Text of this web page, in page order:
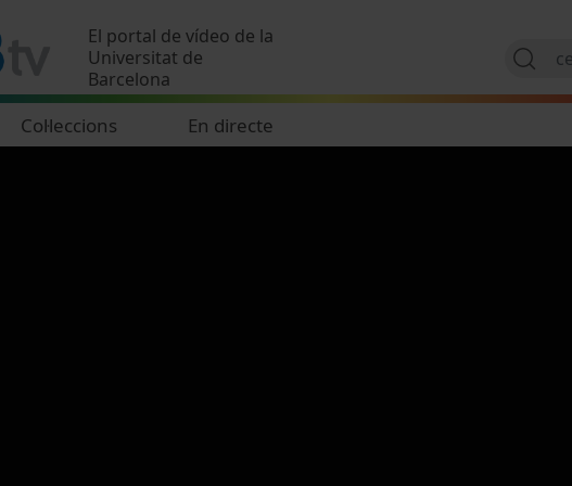
El portal de vídeo de la
Universitat de
Barcelona
Col·leccions En directe